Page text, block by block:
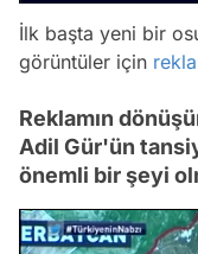
İlk başta yeni bir
görüntüler için
Reklamın
Adil Gür'ün
önemli bir şeyi